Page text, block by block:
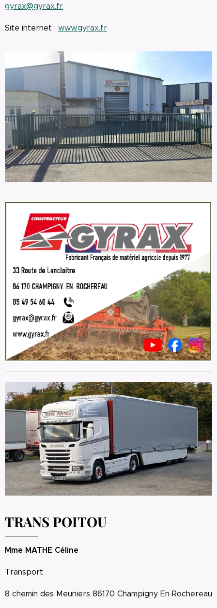
gyrax@gyrax.fr
Site internet : www.gyrax.fr
TRANS POITOU
Mme MATHE Céline
Transport
8 chemin des Meuniers 86170 Champigny En Rochereau